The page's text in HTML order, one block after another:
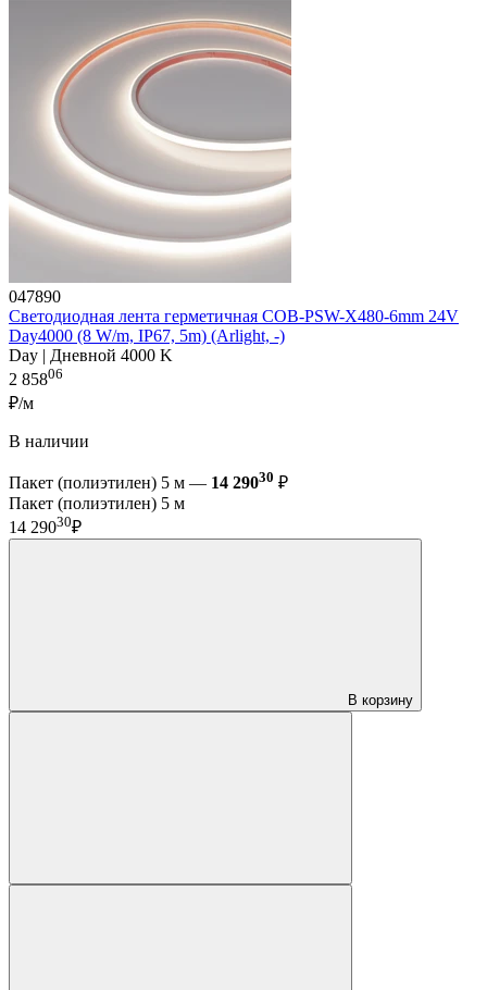
047890
Светодиодная лента герметичная COB-PSW-X480-6mm 24V
Day4000 (8 W/m, IP67, 5m) (Arlight, -)
Day | Дневной 4000 K
2 85806
₽/м
В наличии
Пакет (полиэтилен) 5 м — 14 29030 ₽
Пакет (полиэтилен) 5 м
14 29030₽
В корзину